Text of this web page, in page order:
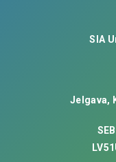
SIA
Jelgava,